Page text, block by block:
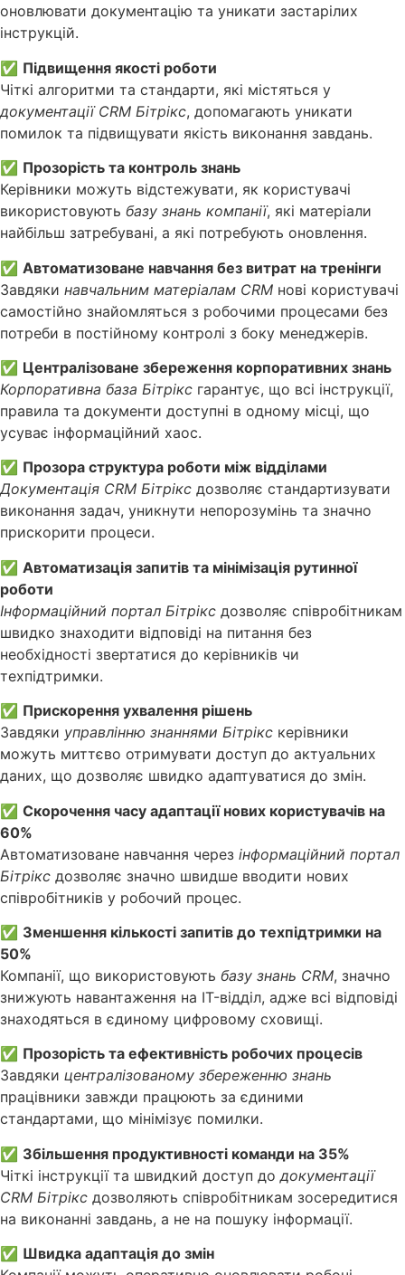
оновлювати документацію та уникати застарілих
інструкцій.
✅ Підвищення якості роботи
Чіткі алгоритми та стандарти, які містяться у
документації CRM Бітрікс, допомагають уникати
помилок та підвищувати якість виконання завдань.
✅ Прозорість та контроль знань
Керівники можуть відстежувати, як користувачі
використовують базу знань компанії, які матеріали
найбільш затребувані, а які потребують оновлення.
✅ Автоматизоване навчання без витрат на тренінги
Завдяки навчальним матеріалам CRM нові користувачі
самостійно знайомляться з робочими процесами без
потреби в постійному контролі з боку менеджерів.
✅ Централізоване збереження корпоративних знань
Корпоративна база Бітрікс гарантує, що всі інструкції,
правила та документи доступні в одному місці, що
усуває інформаційний хаос.
✅ Прозора структура роботи між відділами
Документація CRM Бітрікс дозволяє стандартизувати
виконання задач, уникнути непорозумінь та значно
прискорити процеси.
✅ Автоматизація запитів та мінімізація рутинної
роботи
Інформаційний портал Бітрікс дозволяє співробітникам
швидко знаходити відповіді на питання без
необхідності звертатися до керівників чи
техпідтримки.
✅ Прискорення ухвалення рішень
Завдяки управлінню знаннями Бітрікс керівники
можуть миттєво отримувати доступ до актуальних
даних, що дозволяє швидко адаптуватися до змін.
✅ Скорочення часу адаптації нових користувачів на
60%
Автоматизоване навчання через інформаційний портал
Бітрікс дозволяє значно швидше вводити нових
співробітників у робочий процес.
✅ Зменшення кількості запитів до техпідтримки на
50%
Компанії, що використовують базу знань CRM, значно
знижують навантаження на IT-відділ, адже всі відповіді
знаходяться в єдиному цифровому сховищі.
✅ Прозорість та ефективність робочих процесів
Завдяки централізованому збереженню знань
працівники завжди працюють за єдиними
стандартами, що мінімізує помилки.
✅ Збільшення продуктивності команди на 35%
Чіткі інструкції та швидкий доступ до документації
CRM Бітрікс дозволяють співробітникам зосередитися
на виконанні завдань, а не на пошуку інформації.
✅ Швидка адаптація до змін